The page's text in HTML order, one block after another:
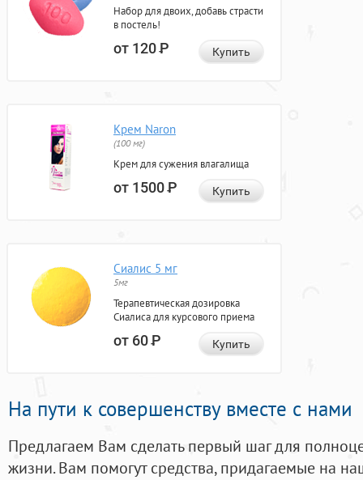
Набор для двоих, добавь страсти
в постель!
от 120Р Купить
Крем Naron
(100 мг)
Крем для сужения влагалища
от 1500Р Купить
Сиалис 5 мг
5мг
Терапевтическая дозировка
Сиалиса для курсового приема
от 60Р Купить
На пути к совершенству вместе с нами
Предлагаем Вам сделать первый шаг для
жизни. Вам помогут средства, придагаемые на